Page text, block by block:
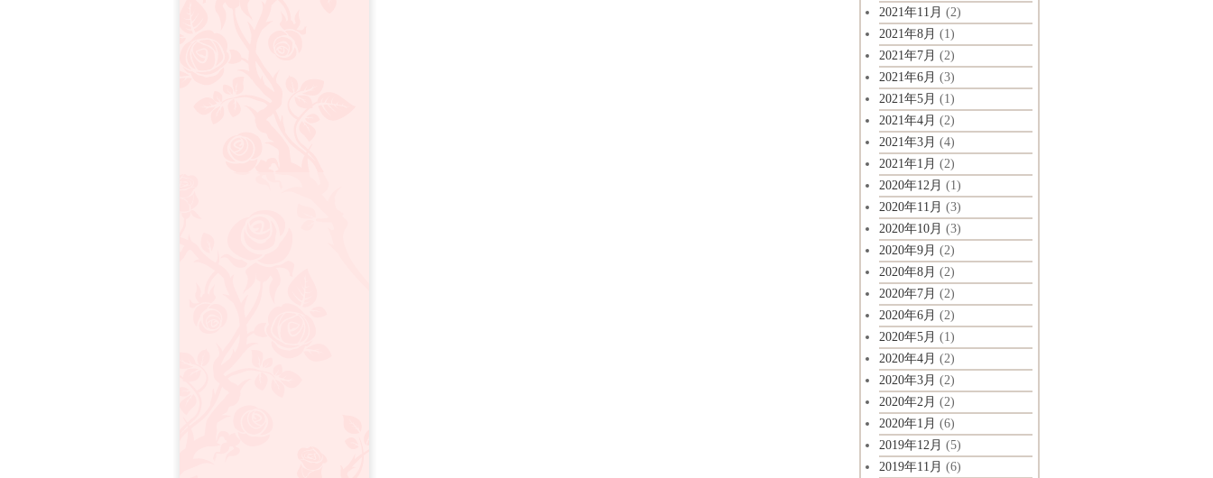
2021年11月 (2)
2021年8月 (1)
2021年7月 (2)
2021年6月 (3)
2021年5月 (1)
2021年4月 (2)
2021年3月 (4)
2021年1月 (2)
2020年12月 (1)
2020年11月 (3)
2020年10月 (3)
2020年9月 (2)
2020年8月 (2)
2020年7月 (2)
2020年6月 (2)
2020年5月 (1)
2020年4月 (2)
2020年3月 (2)
2020年2月 (2)
2020年1月 (6)
2019年12月 (5)
2019年11月 (6)